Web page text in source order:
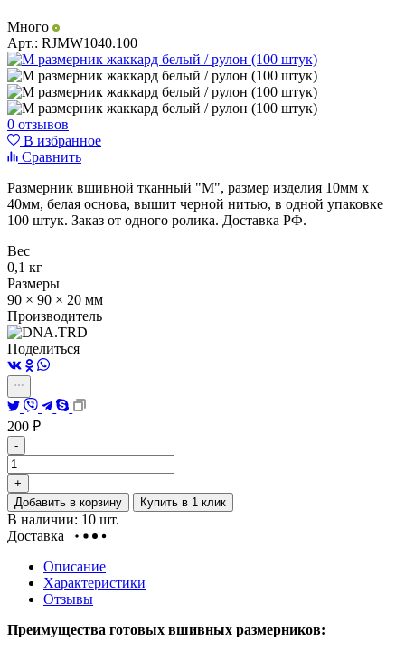
Много
Арт.: RJMW1040.100
0 отзывов
В избранное
Сравнить
Размерник вшивной тканный "M", размер изделия 10мм х
40мм, белая основа, вышит черной нитью, в одной упаковке
100 штук. Заказ от одного ролика. Доставка РФ.
Вес
0,1 кг
Размеры
90 × 90 × 20 мм
Производитель
Поделиться
200 ₽
-
+
Добавить в корзину
Купить в 1 клик
В наличии: 10 шт.
Доставка
Описание
Характеристики
Отзывы
Преимущества готовых вшивных размерников: